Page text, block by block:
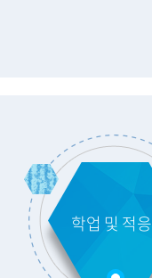
학업 및 적응